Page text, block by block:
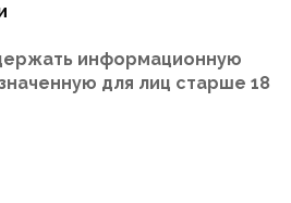
информационную
для лиц старше 18